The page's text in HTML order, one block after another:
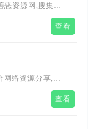
资源网,搜集全
实用软件,破解软
查看
络资源分享,搜
超多实用软件,破
查看